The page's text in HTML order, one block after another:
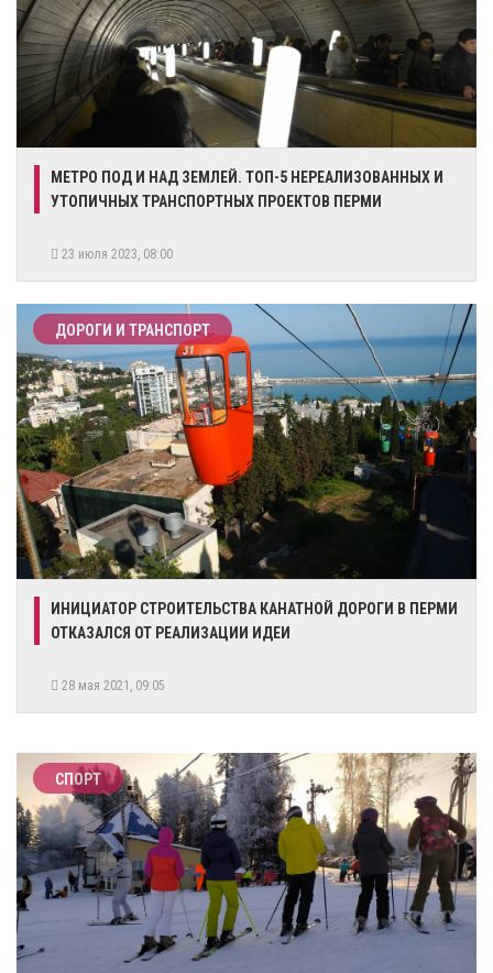
МЕТРО ПОД И НАД ЗЕМЛЕЙ. ТОП-5 НЕРЕАЛИЗОВАННЫХ И
УТОПИЧНЫХ ТРАНСПОРТНЫХ ПРОЕКТОВ ПЕРМИ
23 июля 2023, 08:00
ДОРОГИ И ТРАНСПОРТ
ИНИЦИАТОР СТРОИТЕЛЬСТВА КАНАТНОЙ ДОРОГИ В ПЕРМИ
ОТКАЗАЛСЯ ОТ РЕАЛИЗАЦИИ ИДЕИ
28 мая 2021, 09:05
СПОРТ